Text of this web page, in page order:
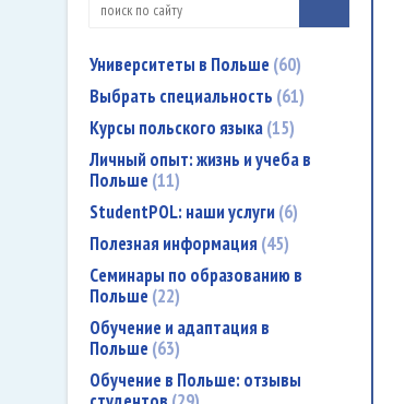
Университеты в Польше 60
Выбрать специальность 61
Курсы польского языка 15
Личный опыт: жизнь и учеба в
Польше 11
StudentPOL: наши услуги 6
Полезная информация 45
Семинары по образованию в
Польше 22
Обучение и адаптация в
Польше 63
Обучение в Польше: отзывы